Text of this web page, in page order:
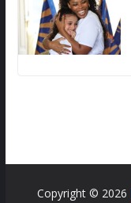
Copyright © 2026